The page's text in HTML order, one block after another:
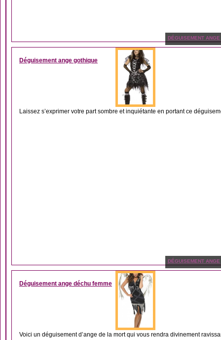
DÉGUISEMENT ANGE
Déguisement ange gothique
Laissez s’exprimer votre part sombre et inquiétante en portant ce
DÉGUISEMENT ANGE
Déguisement ange déchu femme
Voici un déguisement d’ange de la mort qui vous rendra divinement